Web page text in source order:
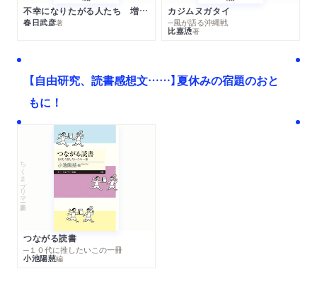
不幸になりたがる人たち 増補新版
春日武彦著
カジムヌガタイ
─風が語る沖縄戦
比嘉慂著
【自由研究、読書感想文……】夏休みの宿題のおと
もに！
ちくまプリマー新書
つながる読書
─１０代に推したいこの一冊
小池陽慈編